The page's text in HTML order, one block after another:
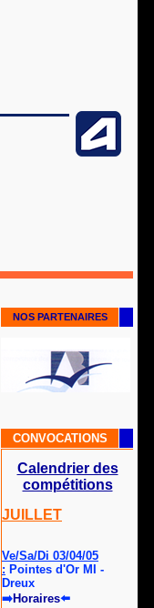
NOS PARTENAIRES
CONVOCATIONS
Calendrier des
compétitions
JUILLET
Ve/Sa/Di 03/04/05
: Pointes d'Or MI -
Dreux
➡Horaires⬅️